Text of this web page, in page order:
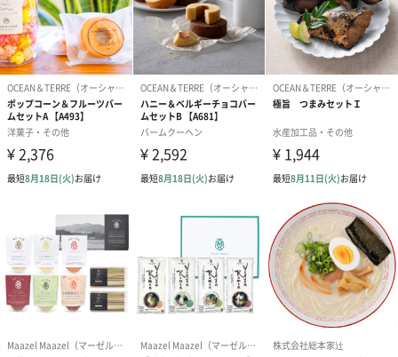
オリジナルあいの中のOCEAN&TERREは日本の自然の恵みをシン
プルに伝えることをコンセプトにしています。
セットのものが多いですが、セットになっている商品それぞれの
単品もあるなど、ギフトの選択肢が多く選ぶだけでも楽しいで
す。
色彩も綺麗で映えるものが多いです。
外装サイズ
幅35.6cm×縦27.7cm×高さ7.5cm
賞味期限／消
費期限
2ヶ月
購入者最低保
限
40日